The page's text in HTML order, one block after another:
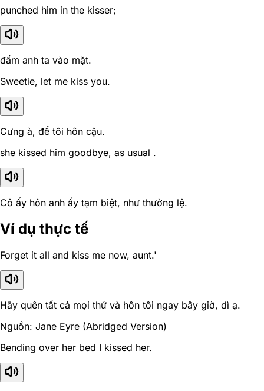
punched him in the kisser;
đấm anh ta vào mặt.
Sweetie, let me kiss you.
Cưng à, để tôi hôn cậu.
she kissed him goodbye, as usual .
Cô ấy hôn anh ấy tạm biệt, như thường lệ.
Ví dụ thực tế
Forget it all and kiss me now, aunt.'
Hãy quên tất cả mọi thứ và hôn tôi ngay bây giờ, dì ạ.
Nguồn: Jane Eyre (Abridged Version)
Bending over her bed I kissed her.